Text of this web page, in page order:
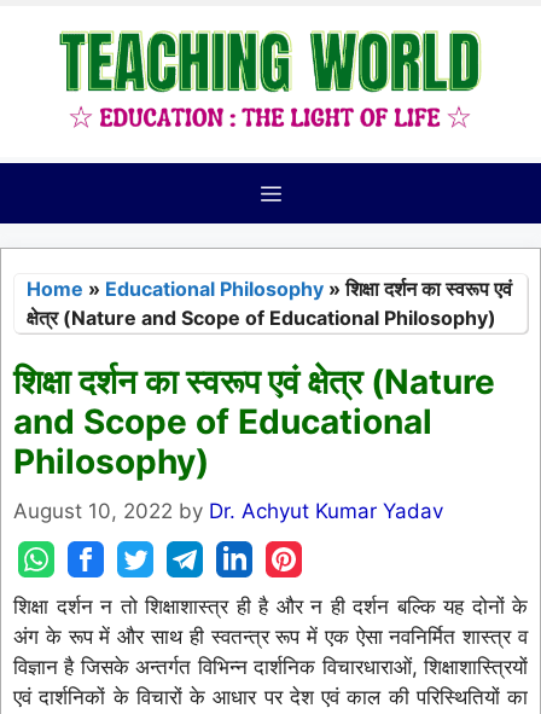
Menu
Home » Educational Philosophy »शिक्षा दर्शन का स्वरूप एवं
क्षेत्र (Nature and Scope of Educational Philosophy)
शिक्षा दर्शन का स्वरूप एवं क्षेत्र (Nature
and Scope of Educational
Philosophy)
August 10, 2022 by Dr. Achyut Kumar Yadav
शिक्षा दर्शन न तो शिक्षाशास्त्र ही है और न ही दर्शन बल्कि यह दोनों के
अंग के रूप में और साथ ही स्वतन्त्र रूप में एक ऐसा नवनिर्मित शास्त्र व
विज्ञान है जिसके अन्तर्गत विभिन्न दार्शनिक विचारधाराओं, शिक्षाशास्त्रियों
एवं दार्शनिकों के विचारों के आधार पर देश एवं काल की परिस्थितियों का